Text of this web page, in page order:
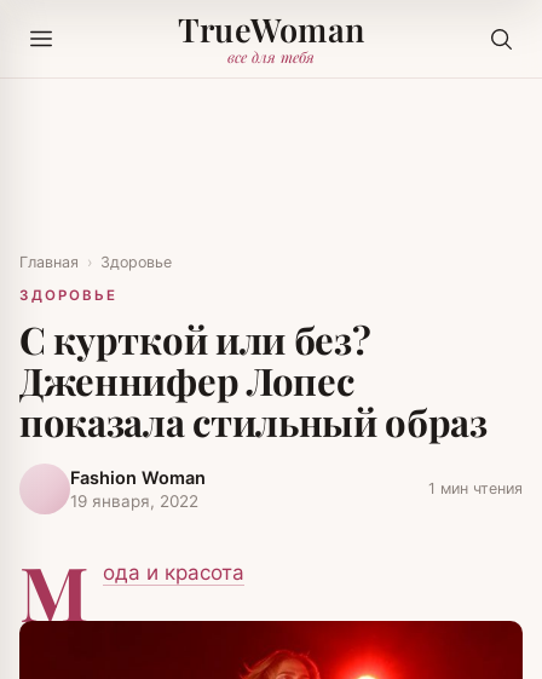
TrueWoman
все для тебя
Главная › Здоровье
ЗДОРОВЬЕ
С курткой или без?
Дженнифер Лопес
показала стильный образ
Fashion Woman
19 января, 2022
1 мин чтения
М ода и красота